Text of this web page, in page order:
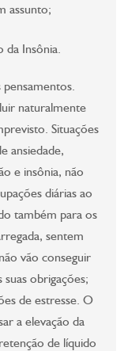
assunto;
Insônia.
naturalmente
Situações
ansiedade,
e insônia, não
diárias ao
também para os
sentem
vão conseguir
suas obrigações;
de estresse. O
a elevação da
de líquido